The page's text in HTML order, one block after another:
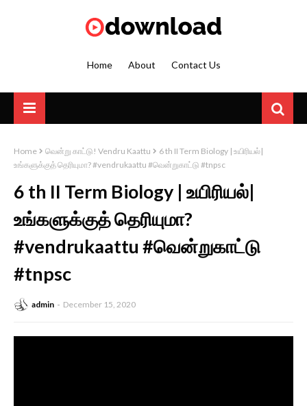
Home About Contact Us
Home வென்று காட்டு! Vendru Kaattu
6 th II Term Biology | உயிரியல்|
உங்களுக்குத் தெரியுமா? #vendrukaattu #வென்றுகாட்டு #tnpsc
6 th II Term Biology | உயிரியல்|
உங்களுக்குத் தெரியுமா?
#vendrukaattu #வென்றுகாட்டு
#tnpsc
admin December 15, 2020